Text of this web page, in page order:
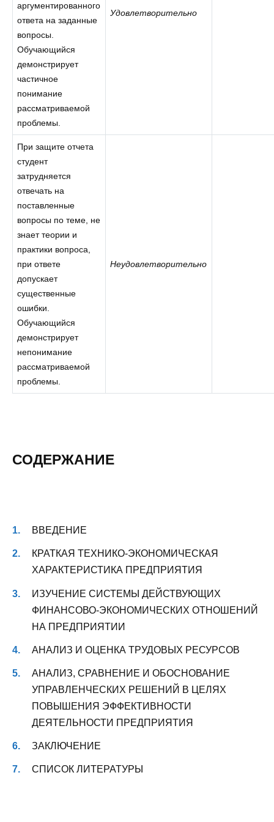
аргументированного
ответа на заданные
вопросы.
Обучающийся
демонстрирует
частичное
понимание
рассматриваемой
проблемы.
Удовлетворительно
При защите отчета
студент
затрудняется
отвечать на
поставленные
вопросы по теме, не
знает теории и
практики вопроса,
при ответе
допускает
существенные
ошибки.
Обучающийся
демонстрирует
непонимание
рассматриваемой
проблемы.
Неудовлетворительно
СОДЕРЖАНИЕ
ВВЕДЕНИЕ
КРАТКАЯ ТЕХНИКО-ЭКОНОМИЧЕСКАЯ
ХАРАКТЕРИСТИКА ПРЕДПРИЯТИЯ
ИЗУЧЕНИЕ СИСТЕМЫ ДЕЙСТВУЮЩИХ
ФИНАНСОВО-ЭКОНОМИЧЕСКИХ ОТНОШЕНИЙ
НА ПРЕДПРИЯТИИ
АНАЛИЗ И ОЦЕНКА ТРУДОВЫХ РЕСУРСОВ
АНАЛИЗ, СРАВНЕНИЕ И ОБОСНОВАНИЕ
УПРАВЛЕНЧЕСКИХ РЕШЕНИЙ В ЦЕЛЯХ
ПОВЫШЕНИЯ ЭФФЕКТИВНОСТИ
ДЕЯТЕЛЬНОСТИ ПРЕДПРИЯТИЯ
ЗАКЛЮЧЕНИЕ
СПИСОК ЛИТЕРАТУРЫ